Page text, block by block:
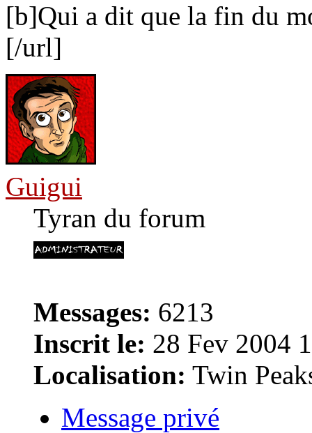
[b]Qui a dit que la fin du
[/url]
Guigui
Tyran du forum
Messages: 6213
Inscrit le: 28 Fev 2004
Localisation: Twin
Message privé